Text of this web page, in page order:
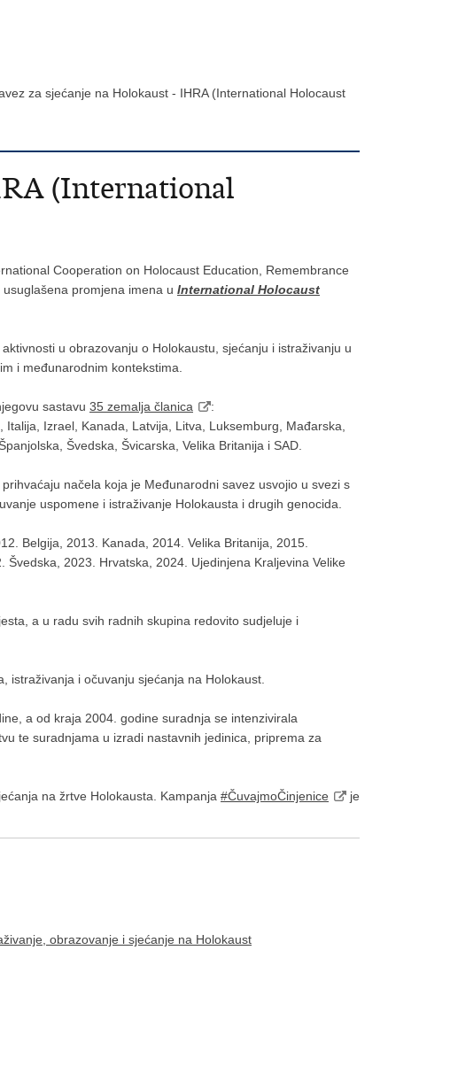
za sjećanje na Holokaust - IHRA (International Holocaust
(International
Cooperation on Holocaust Education, Remembrance
promjena imena u International Holocaust
u obrazovanju o Holokaustu, sjećanju i istraživanju u
i međunarodnim kontekstima.
sastavu 35 zemalja članica
:
Izrael, Kanada, Latvija, Litva, Luksemburg, Mađarska,
Švedska, Švicarska, Velika Britanija i SAD.
načela koja je Međunarodni savez usvojio u svezi s
uspomene i istraživanje Holokausta i drugih genocida.
Belgija, 2013. Kanada, 2014. Velika Britanija, 2015.
2023. Hrvatska, 2024. Ujedinjena Kraljevina Velike
a u radu svih radnih skupina redovito sudjeluje i
istraživanja i očuvanju sjećanja na Holokaust.
a od kraja 2004. godine suradnja se intenzivirala
te suradnjama u izradi nastavnih jedinica, priprema za
na žrtve Holokausta. Kampanja #ČuvajmoČinjenice
je
obrazovanje i sjećanje na Holokaust